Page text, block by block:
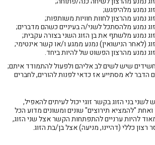
נמנע מלהיפגש;
נמנע מהרצון לחוות חוויות משותפות;
נמנע מלהסתכל לשני/ה בעיניים כשהם מדברים;
נמנע מלשתף את בן הזוג השני בצורה עקבית;
(לאחר הנישואין) נמנע ממגע ו/או קשר אינטימי;
נמנע מהרצון הפשוט של להיות ביחד.
שיש לשים לב אליהם ולפעול להתמודד איתם;
הדבר לא מסתייע אז כדאי לפנות להורים, לחברים
בני הזוג בקשר זוגי יכול לעיתים להאפיל,
ואחת "להמציא תירוצים" שונים ומשונים מדוע הכל
להיות ערניים להתפתחות הקשר אצל שני הזוג,
רצון כללי (דהיינו, מניעה) אצל בן/בת הזוג.